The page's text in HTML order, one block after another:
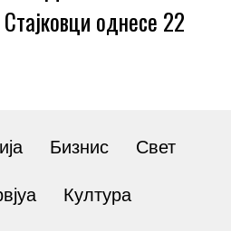
однесе 22
Бизнис Свет
Култура